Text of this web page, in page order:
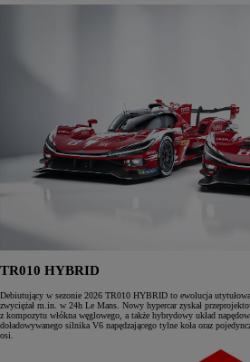
TR010 HYBRID
Debiutujący w sezonie 2026 TR010 HYBRID to ewolucja
zwyciężał m.in. w 24h Le Mans. Nowy hypercar zyskał
z kompozytu włókna węglowego, a także hybrydowy układ
doładowywanego silnika V6 napędzającego tylne koła oraz
osi.